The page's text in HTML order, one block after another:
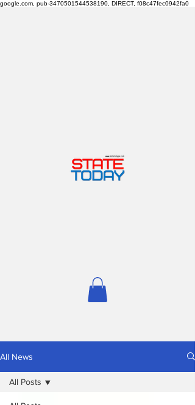
google.com, pub-3470501544538190, DIRECT, f08c47fec0942fa0
All News
All Posts